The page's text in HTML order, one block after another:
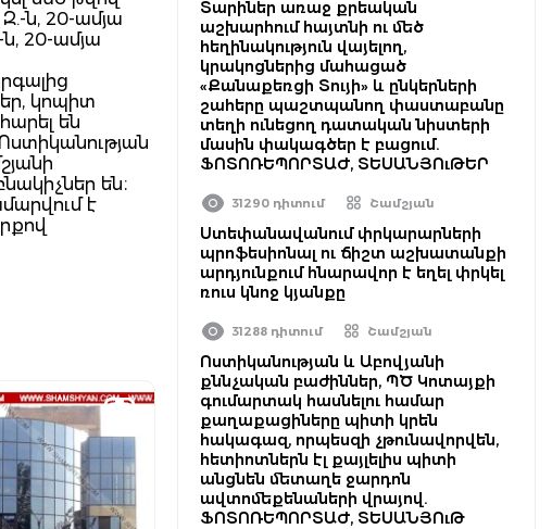
ն, 20-ամյա
20-ամյա
կոպիտ
են
են։
է
Տարիներ առաջ քրեական
աշխարհում հայտնի ու մեծ
հեղինակություն վայելող,
կրակոցներից մահացած
«Քանաքեռցի Տույի» և ընկերների
շահերը պաշտպանող փաստաբանը
տեղի ունեցող դատական նիստերի
մասին փակագծեր է բացում.
ՖՈՏՈՌԵՊՈՐՏԱԺ, ՏԵՍԱՆՅՈւԹԵՐ
31290 դիտում Շամշյան
Ստեփանավանում փրկարարների
պրոֆեսիոնալ ու ճիշտ աշխատանքի
արդյունքում հնարավոր է եղել փրկել
ռուս կնոջ կյանքը
31288 դիտում Շամշյան
Ոստիկանության և Աբովյանի
քննչական բաժիններ, ՊԾ Կոտայքի
գումարտակ հասնելու համար
քաղաքացիները պիտի կրեն
հակագազ, որպեսզի չթունավորվեն,
հետիոտներն էլ քայլելիս պիտի
անցնեն մետաղե ջարդոն
ավտոմեքենաների վրայով.
ՖՈՏՈՌԵՊՈՐՏԱԺ, ՏԵՍԱՆՅՈւԹ